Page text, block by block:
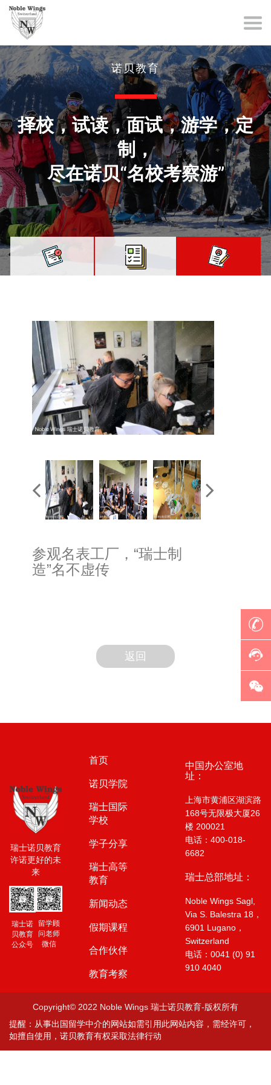
诺贝教育
择校，试读，面试，游学，定
制，
尽在诺贝“名校考察游”
参观名表工厂，“瑞士制
造”名不虚传
返回
瑞士诺贝教育
许诺更好的未
来
瑞士诺
贝教育
公众号
留学顾
问老师
微信
首页
诺贝学院
瑞士国际
学校
学子分享
瑞士高等
教育
新闻动态
假期课程
合作伙伴
教育考察
中国办公室地
址：
上海市黄浦区湖滨路
168号无限极大厦26
楼 200021
电话：400-018-
6682
瑞士总部地址：
Noble Wings Sagl,
Via S. Balestra 18，
6901 Lugano，
Switzerland
电话：0041 (0) 91
910 4040
Copyright© 2022 Noble Wings 瑞士诺贝教育-版权所有
提醒：从事出国留学中介的网站如需引用此网站内容，需经许可，
如擅自使用，诺贝教育有权采取法律行动